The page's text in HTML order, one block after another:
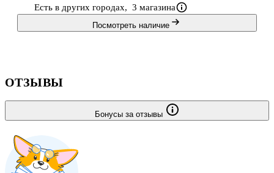
Есть в других городах, 3 магазина
Посмотреть наличие
ОТЗЫВЫ
Бонусы за отзывы